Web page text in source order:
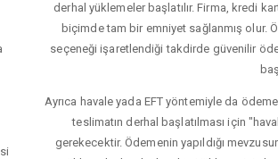
derhal yüklemeler başlatılır. Firma, kredi
biçimde tam bir emniyet sağlanmış olur.
seçeneği işaretlendiği takdirde güvenilir
Ayrıca havale yada EFT yöntemiyle da
teslimatın derhal başlatılması için
gerekecektir. Ödemenin yapıldığı